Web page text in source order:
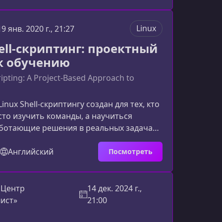
работе с системой.Что
пользователями в LinuxВ любой
ОС важно корректно
доступы и без
янв. 2020 г., 21:27 Linux
скриптинг: проектный
обучению
A Project-Based Approach to
Shell‑скриптингу создан для тех, кто
изучить команды, а научиться
решения в реальных задачах
и разработки.
через практику, что ускоряет
навыков.Почему этот курс
уникаленВ отличие от типичных
учебников, курс построен вокруг
максимально приближены к
с Li
Английский Посмотреть
14 дек. 2024 г.,
21:00